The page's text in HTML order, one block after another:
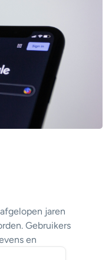
jaren
Gebruikers
en